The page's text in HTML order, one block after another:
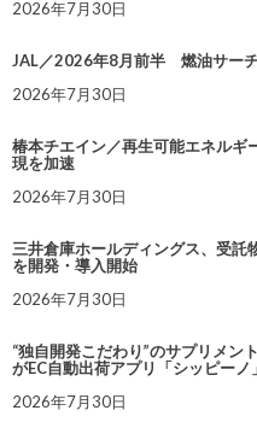
2026年7月30日
JAL／2026年8月前半 燃油サー
2026年7月30日
椿本チエイン／再生可能エネルギ
現を加速
2026年7月30日
三井倉庫ホールディングス、受託
を開発・導入開始
2026年7月30日
“独自開発こだわり”のサプリメン
がEC自動出荷アプリ「シッピーノ
2026年7月30日